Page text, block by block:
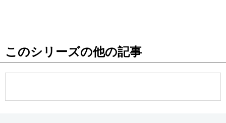
お知らせ
このシリーズの他の記事